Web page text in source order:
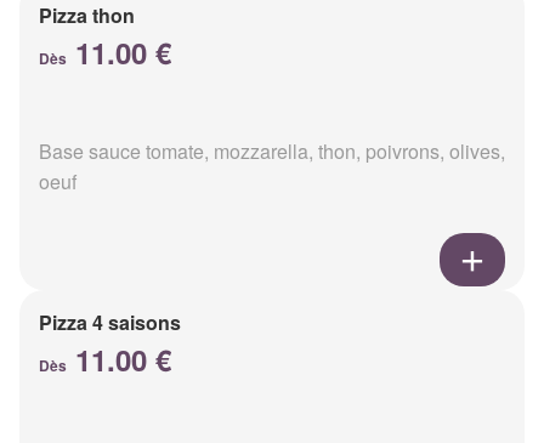
Pizza thon
Dès 11.00 €
Base sauce tomate, mozzarella, thon, poivrons, olives,
oeuf
Pizza 4 saisons
Dès 11.00 €